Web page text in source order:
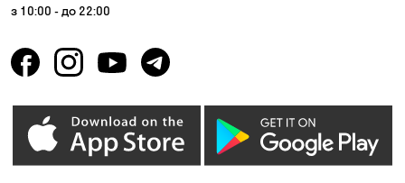
з 10:00 - до 22:00